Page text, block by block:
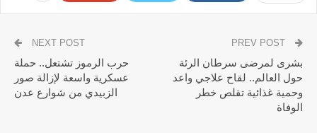
بشرى لمرضى سرطان الرئة
حول العالم.. لقاح علاجي واعد
وحمية غذائية تقلص خطر
الوفاة
NEXT POST
حرب الرموز تشتعل.. حملة
عسكرية واسعة لإزالة صور
الزبيدي من شوارع عدن